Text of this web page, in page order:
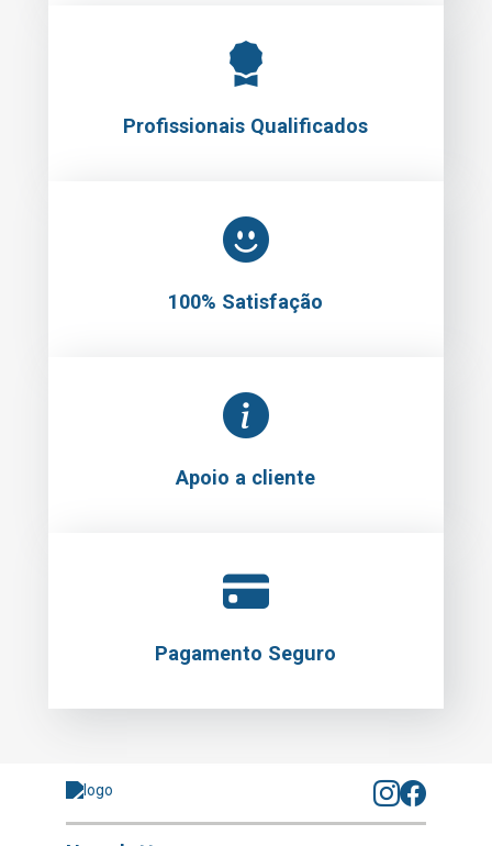
Profissionais Qualificados
100% Satisfação
Apoio a cliente
Pagamento Seguro